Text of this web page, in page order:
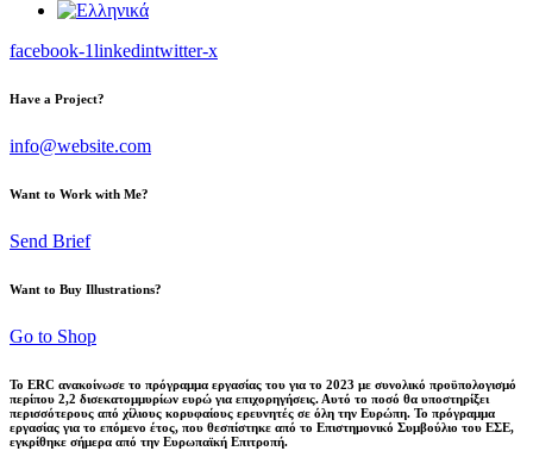
facebook-1linkedintwitter-x
Have a Project?
info@website.com
Want to Work with Me?
Send Brief
Want to Buy Illustrations?
Go to Shop
Το ERC ανακοίνωσε το πρόγραμμα εργασίας του για το 2023 με συνολικό προϋπολογισμό
περίπου 2,2 δισεκατομμυρίων ευρώ για επιχορηγήσεις. Αυτό το ποσό θα υποστηρίξει
περισσότερους από χίλιους κορυφαίους ερευνητές σε όλη την Ευρώπη. Το πρόγραμμα
εργασίας για το επόμενο έτος, που θεσπίστηκε από το Επιστημονικό Συμβούλιο του ΕΣΕ,
εγκρίθηκε σήμερα από την Ευρωπαϊκή Επιτροπή.